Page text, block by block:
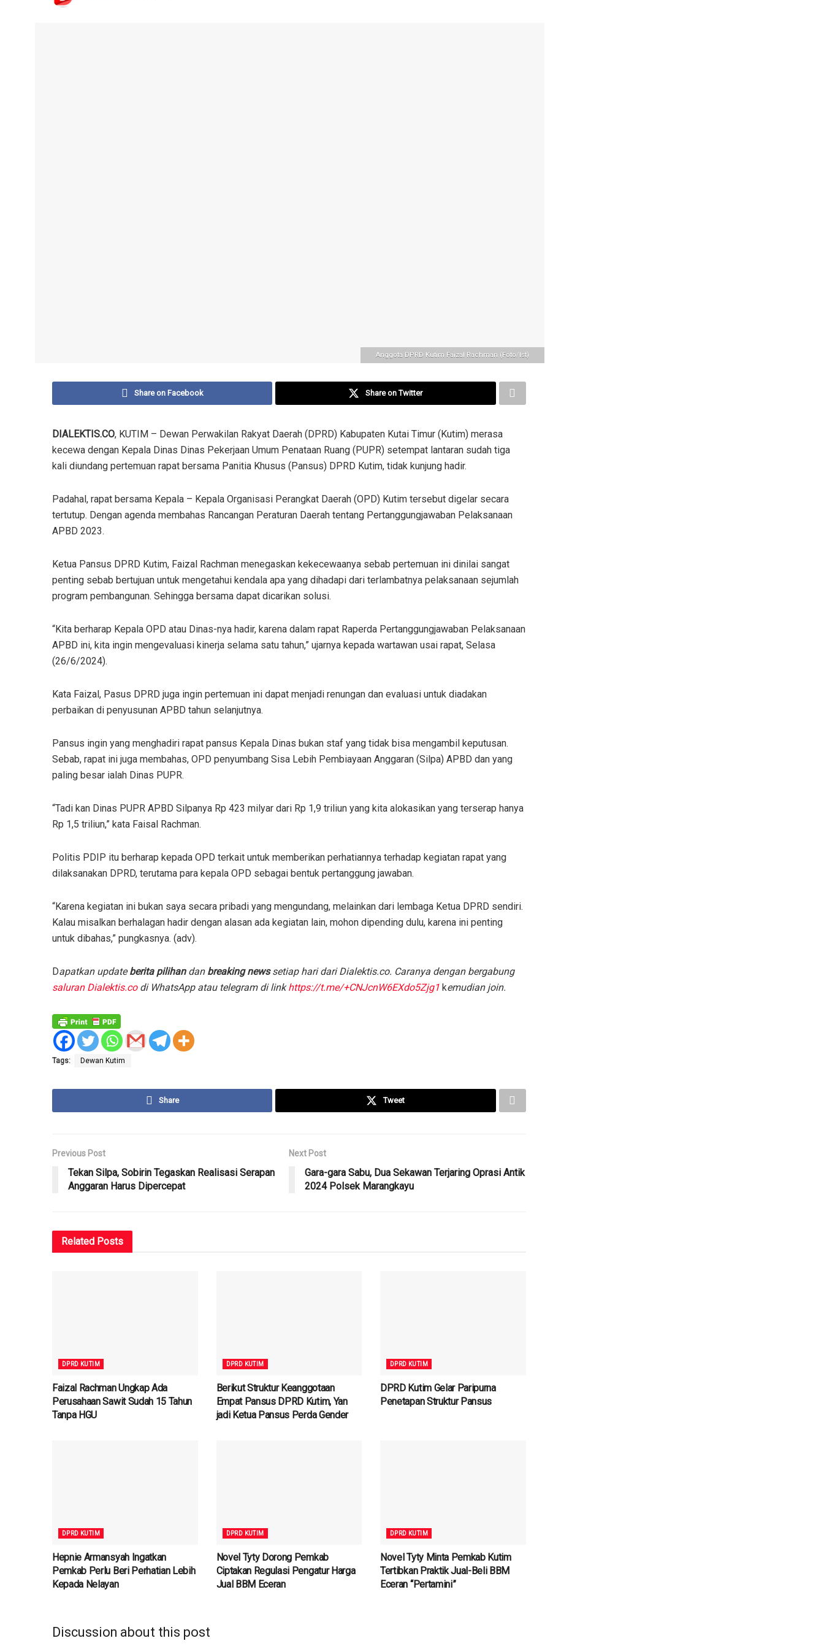
Anggota DPRD Kutim Faizal Rachman (Foto/Ist)
Share on Facebook Share on Twitter
DIALEKTIS.CO, KUTIM – Dewan Perwakilan Rakyat Daerah (DPRD) Kabupaten Kutai Timur (Kutim) merasa
kecewa dengan Kepala Dinas Dinas Pekerjaan Umum Penataan Ruang (PUPR) setempat lantaran sudah tiga
kali diundang pertemuan rapat bersama Panitia Khusus (Pansus) DPRD Kutim, tidak kunjung hadir.
Padahal, rapat bersama Kepala – Kepala Organisasi Perangkat Daerah (OPD) Kutim tersebut digelar secara
tertutup. Dengan agenda membahas Rancangan Peraturan Daerah tentang Pertanggungjawaban Pelaksanaan
APBD 2023.
Ketua Pansus DPRD Kutim, Faizal Rachman menegaskan kekecewaanya sebab pertemuan ini dinilai sangat
penting sebab bertujuan untuk mengetahui kendala apa yang dihadapi dari terlambatnya pelaksanaan sejumlah
program pembangunan. Sehingga bersama dapat dicarikan solusi.
“Kita berharap Kepala OPD atau Dinas-nya hadir, karena dalam rapat Raperda Pertanggungjawaban Pelaksanaan
APBD ini, kita ingin mengevaluasi kinerja selama satu tahun,” ujarnya kepada wartawan usai rapat, Selasa
(26/6/2024).
Kata Faizal, Pasus DPRD juga ingin pertemuan ini dapat menjadi renungan dan evaluasi untuk diadakan
perbaikan di penyusunan APBD tahun selanjutnya.
Pansus ingin yang menghadiri rapat pansus Kepala Dinas bukan staf yang tidak bisa mengambil keputusan.
Sebab, rapat ini juga membahas, OPD penyumbang Sisa Lebih Pembiayaan Anggaran (Silpa) APBD dan yang
paling besar ialah Dinas PUPR.
“Tadi kan Dinas PUPR APBD Silpanya Rp 423 milyar dari Rp 1,9 triliun yang kita alokasikan yang terserap hanya
Rp 1,5 triliun,” kata Faisal Rachman.
Politis PDIP itu berharap kepada OPD terkait untuk memberikan perhatiannya terhadap kegiatan rapat yang
dilaksanakan DPRD, terutama para kepala OPD sebagai bentuk pertanggung jawaban.
“Karena kegiatan ini bukan saya secara pribadi yang mengundang, melainkan dari lembaga Ketua DPRD sendiri.
Kalau misalkan berhalagan hadir dengan alasan ada kegiatan lain, mohon dipending dulu, karena ini penting
untuk dibahas,” pungkasnya. (adv).
Dapatkan updateberita pilihan dan breaking newssetiap hari dari Dialektis.co. Caranya dengan bergabung
saluran Dialektis.codi WhatsApp atau telegram di linkhttps://t.me/+CNJcnW6EXdo5Zjg1 kemudian join.
Tags: Dewan Kutim
Share Tweet
Previous Post
Tekan Silpa, Sobirin Tegaskan Realisasi Serapan
Anggaran Harus Dipercepat
Next Post
Gara-gara Sabu, Dua Sekawan Terjaring Oprasi Antik
2024 Polsek Marangkayu
Related Posts
DPRD KUTIM
Faizal Rachman Ungkap Ada
Perusahaan Sawit Sudah 15 Tahun
Tanpa HGU
DPRD KUTIM
Berikut Struktur Keanggotaan
Empat Pansus DPRD Kutim, Yan
jadi Ketua Pansus Perda Gender
DPRD KUTIM
DPRD Kutim Gelar Paripurna
Penetapan Struktur Pansus
DPRD KUTIM
Hepnie Armansyah Ingatkan
Pemkab Perlu Beri Perhatian Lebih
Kepada Nelayan
DPRD KUTIM
Novel Tyty Dorong Pemkab
Ciptakan Regulasi Pengatur Harga
Jual BBM Eceran
DPRD KUTIM
Novel Tyty Minta Pemkab Kutim
Tertibkan Praktik Jual-Beli BBM
Eceran “Pertamini”
Discussion about this post